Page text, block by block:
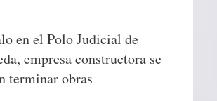
en el Polo Judicial de
empresa constructora se
terminar obras